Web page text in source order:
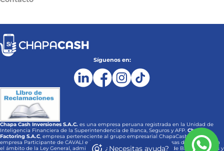
Chapa Cash Inversiones S.A.C. es una empresa peruana registrada en la Unidad de
Inteligencia Financiera de la Superintendencia de Banca, Seguros y AFP. Chapa
Factoring S.A.C, empresa perteneciente al grupo empresarial ChapaCash, es una
empresa Participante de CAVALI e inscrita en el Registro de empresas de factoring en
el ámbito de la Ley General, administrado por la Superintendencia de Banca, Seguros y
Síguenos en:
¿Necesitas ayuda?